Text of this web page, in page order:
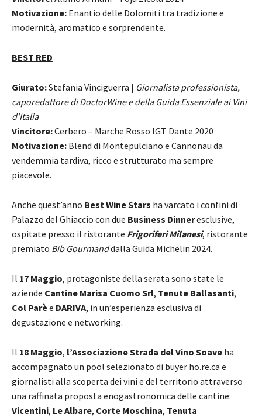
Motivazione: Enantio delle Dolomiti tra tradizione e
modernità, aromatico e sorprendente.
BEST RED
Giurato:Stefania Vinciguerra | Giornalista professionista,
caporedattore di DoctorWine e della Guida Essenziale ai Vini
d’Italia
Vincitore:Cerbero – Marche Rosso IGT Dante 2020
Motivazione: Blend di Montepulciano e Cannonau da
vendemmia tardiva, ricco e strutturato ma sempre
piacevole.
Anche quest’anno Best Wine Stars ha varcato i confini di
Palazzo del Ghiaccio con due Business Dinneresclusive,
ospitate presso il ristorante Frigoriferi Milanesi, ristorante
premiato Bib Gourmanddalla Guida Michelin 2024.
Il 17 Maggio, protagoniste della serata sono state le
aziende Cantine Marisa Cuomo Srl, Tenute Ballasanti,
Col Parèe DARIVA, in un’esperienza esclusiva di
degustazione e networking.
Il 18 Maggio, l’Associazione Strada del Vino Soave ha
accompagnato un pool selezionato di buyer ho.re.ca e
giornalisti alla scoperta dei vini e del territorio attraverso
una raffinata proposta enogastronomica delle cantine:
Vicentini, Le Albare, Corte Moschina, Tenuta